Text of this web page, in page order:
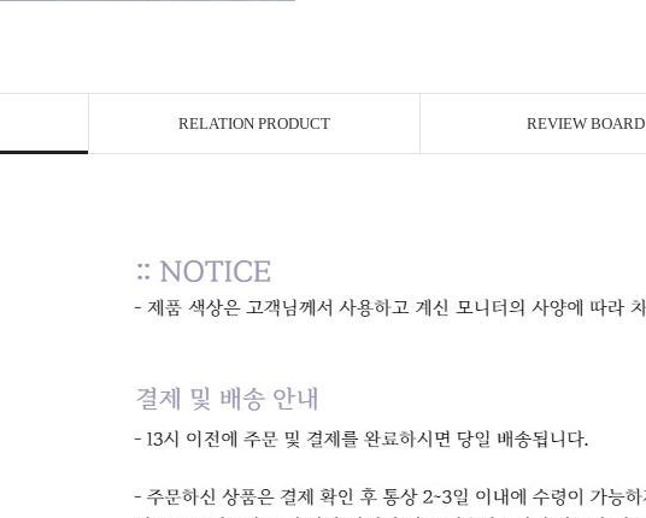
RELATION PRODUCT REVIEW BOARD